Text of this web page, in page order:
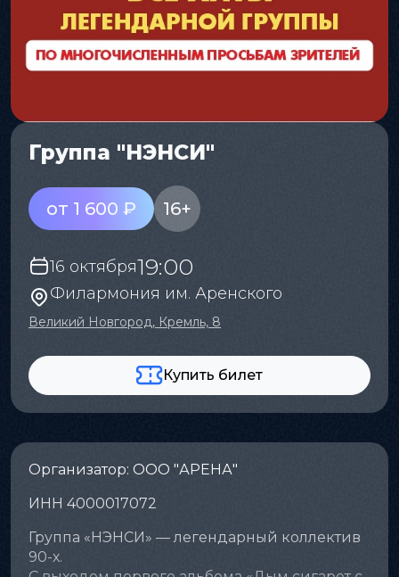
Группа "НЭНСИ"
от 1 600 ₽ 16+
16 октября19:00
Филармония им. Аренского
Великий Новгород, Кремль, 8
Купить билет
Организатор: ООО "АРЕНА"
ИНН 4000017072
Группа «НЭНСИ» — легендарный коллектив
90-х.